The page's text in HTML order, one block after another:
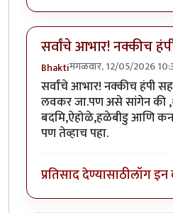
सर्वांचे आभार! नक्कीच
Bhaktiमंगळवार, 12/05/2026
सर्वांचे आभार! नक्कीच हंपी
लवकर जा.पण असे सांगेन की
बदमि,ऐहोळे,हळेबीडु आणि
पण तेव्हाच पहा.
प्रतिसाद देण्यासाठीलॉग इन